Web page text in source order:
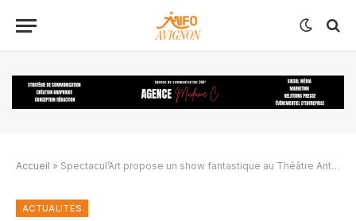
Accueil » Spectacul’Art propose un show fantastique au Théâtre Antique d’Orange
ACTUALITÉS